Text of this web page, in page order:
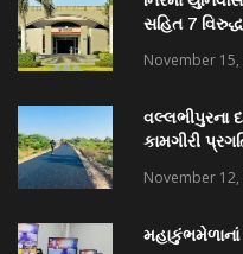
સહિત 7
November 15,
વલ્લભીપુરના
કામગીરી
November 12,
મહાકુંભમેળાનાં